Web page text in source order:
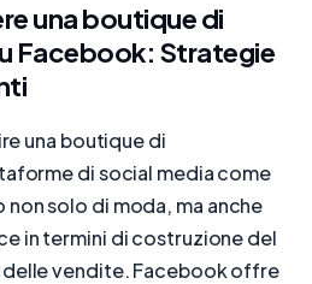
una boutique di
Facebook: Strategie
una boutique di
di social media come
solo di moda, ma anche
in termini di costruzione del
delle vendite. Facebook offre